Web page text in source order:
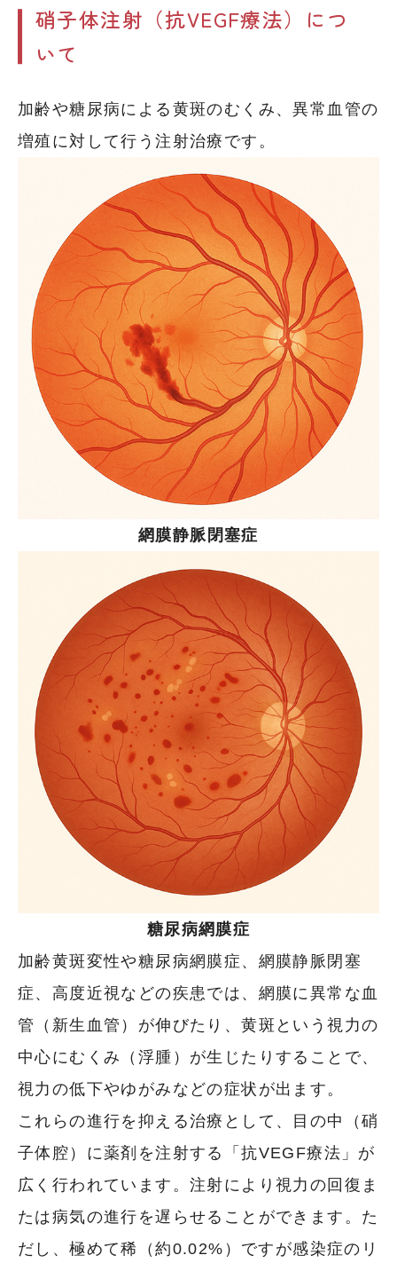
硝子体注射（抗VEGF療法）につ
いて
加齢や糖尿病による黄斑のむくみ、異常血管の
増殖に対して行う注射治療です。
網膜静脈閉塞症
糖尿病網膜症
加齢黄斑変性や糖尿病網膜症、網膜静脈閉塞
症、高度近視などの疾患では、網膜に異常な血
管（新生血管）が伸びたり、黄斑という視力の
中心にむくみ（浮腫）が生じたりすることで、
視力の低下やゆがみなどの症状が出ます。
これらの進行を抑える治療として、目の中（硝
子体腔）に薬剤を注射する「抗VEGF療法」が
広く行われています。注射により視力の回復ま
たは病気の進行を遅らせることができます。た
だし、極めて稀（約0.02%）ですが感染症のリ